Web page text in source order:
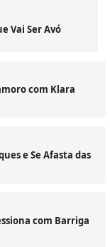
Vai Ser Avó
com Klara
e Se Afasta das
com Barriga